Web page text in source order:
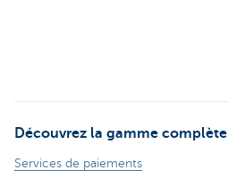
Découvrez la gamme complète
Services de paiements